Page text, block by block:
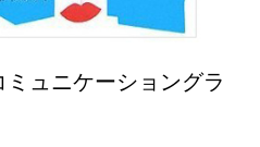
ュニケーショングラ